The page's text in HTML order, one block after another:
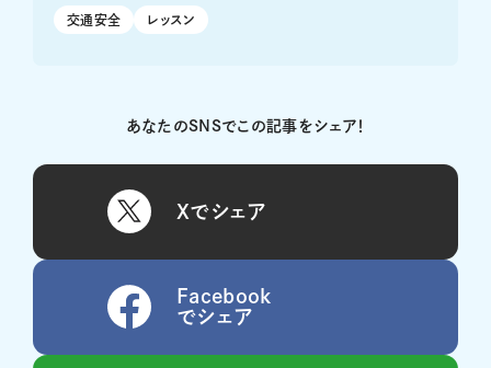
交通安全 レッスン
あなたのSNSでこの記事をシェア！
Xでシェア
Facebook
でシェア